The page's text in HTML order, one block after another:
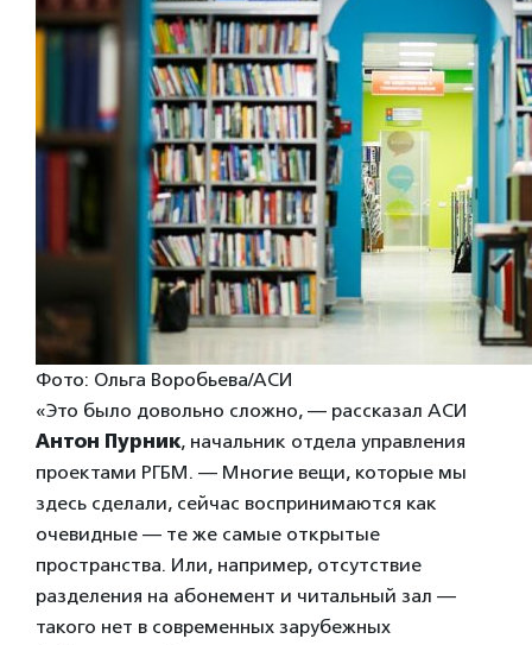
Фото: Ольга Воробьева/АСИ
«Это было довольно сложно, — рассказал АСИ
Антон Пурник, начальник отдела управления
проектами РГБМ. — Многие вещи, которые мы
здесь сделали, сейчас воспринимаются как
очевидные — те же самые открытые
пространства. Или, например, отсутствие
разделения на абонемент и читальный зал —
такого нет в современных зарубежных